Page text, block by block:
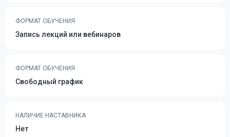
ФОРМАТ ОБУЧЕНИЯ
Запись лекций или вебинаров
ФОРМАТ ОБУЧЕНИЯ
Свободный график
НАЛИЧИЕ НАСТАВНИКА
Нет